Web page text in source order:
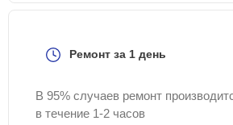
Ремонт за 1 день
В 95% случаев ремонт
в течение 1-2 часов